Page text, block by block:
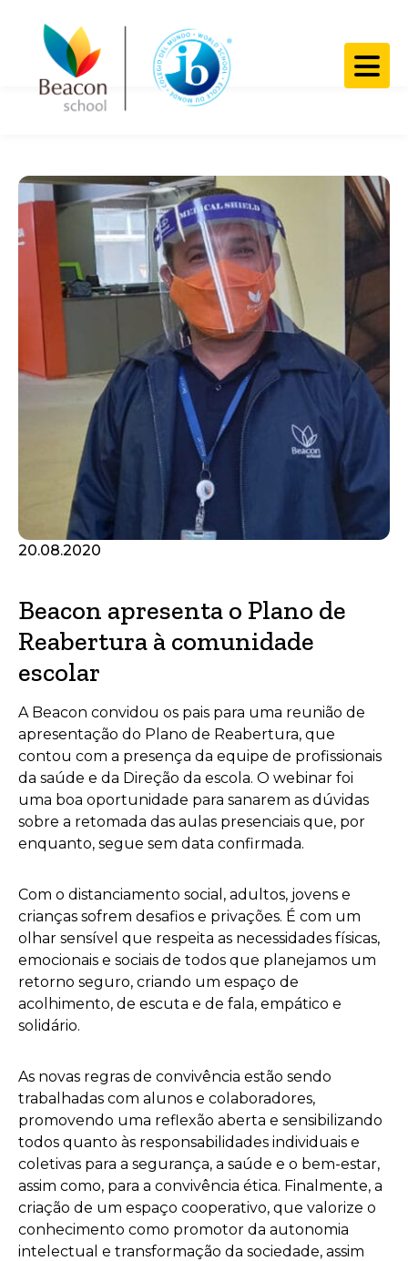
20.08.2020
Beacon apresenta o Plano de
Reabertura à comunidade
escolar
A Beacon convidou os pais para uma reunião de
apresentação do Plano de Reabertura, que
contou com a presença da equipe de profissionais
da saúde e da Direção da escola. O webinar foi
uma boa oportunidade para sanarem as dúvidas
sobre a retomada das aulas presenciais que, por
enquanto, segue sem data confirmada.
Com o distanciamento social, adultos, jovens e
crianças sofrem desafios e privações. É com um
olhar sensível que respeita as necessidades físicas,
emocionais e sociais de todos que planejamos um
retorno seguro, criando um espaço de
acolhimento, de escuta e de fala, empático e
solidário.
As novas regras de convivência estão sendo
trabalhadas com alunos e colaboradores,
promovendo uma reflexão aberta e sensibilizando
todos quanto às responsabilidades individuais e
coletivas para a segurança, a saúde e o bem-estar,
assim como, para a convivência ética. Finalmente, a
criação de um espaço cooperativo, que valorize o
conhecimento como promotor da autonomia
intelectual e transformação da sociedade, assim